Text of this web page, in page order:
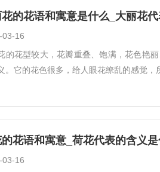
的花语和寓意是什么_大丽花
03-16
的花型较大，花瓣重叠、饱满，花色艳
。它的花色很多，给人眼花缭乱的感觉，
花语和寓意_荷花代表的含义是
03-16